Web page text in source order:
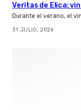
Veritas de Elica:
Durante el verano, el
31 JULIO, 2026